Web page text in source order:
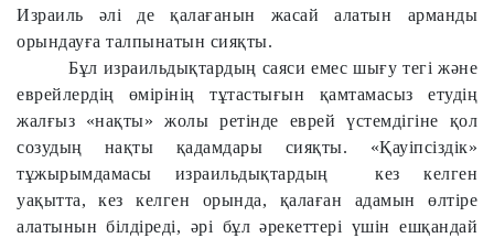
Израиль әлі де қалағанын жасай алатын арманды
орындауға талпынатын сияқты.
Бұл израильдықтардың саяси емес шығу тегі және
еврейлердің өмірінің тұтастығын қамтамасыз етудің
жалғыз «нақты» жолы ретінде еврей үстемдігіне қол
созудың нақты қадамдары сияқты. «Қауіпсіздік»
тұжырымдамасы израильдықтардың
кез келген
уақытта, кез келген орында, қалаған адамын өлтіре
алатынын білдіреді, әрі бұл әрекеттері үшін ешқандай